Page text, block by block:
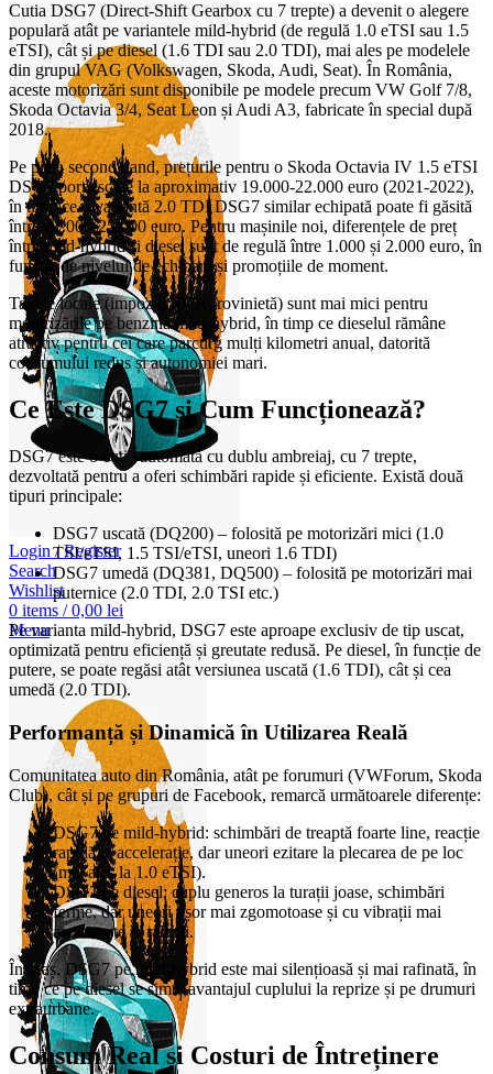
Login / Register
Search
Wishlist
0 items / 0,00 lei
Menu
Cutia DSG7 (Direct-Shift Gearbox cu 7 trepte) a devenit o alegere
populară atât pe variantele mild-hybrid (de regulă 1.0 eTSI sau 1.5
eTSI), cât și pe diesel (1.6 TDI sau 2.0 TDI), mai ales pe modelele
din grupul VAG (Volkswagen, Skoda, Audi, Seat). În România,
aceste motorizări sunt disponibile pe modele precum VW Golf 7/8,
Skoda Octavia 3/4, Seat Leon și Audi A3, fabricate în special după
2018.
Pe piața second hand, prețurile pentru o Skoda Octavia IV 1.5 eTSI
DSG7 pornesc de la aproximativ 19.000-22.000 euro (2021-2022),
în timp ce o variantă 2.0 TDI DSG7 similar echipată poate fi găsită
între 21.000-25.000 euro. Pentru mașinile noi, diferențele de preț
între mild-hybrid și diesel sunt de regulă între 1.000 și 2.000 euro, în
funcție de nivelul de echipare și promoțiile de moment.
Taxele locale (impozit, RCA, rovinietă) sunt mai mici pentru
motorizările pe benzină/mild-hybrid, în timp ce dieselul rămâne
atractiv pentru cei care parcurg mulți kilometri anual, datorită
consumului redus și autonomiei mari.
Ce Este DSG7 și Cum Funcționează?
DSG7 este o cutie automată cu dublu ambreiaj, cu 7 trepte,
dezvoltată pentru a oferi schimbări rapide și eficiente. Există două
tipuri principale:
DSG7 uscată (DQ200) – folosită pe motorizări mici (1.0
TSI/eTSI, 1.5 TSI/eTSI, uneori 1.6 TDI)
DSG7 umedă (DQ381, DQ500) – folosită pe motorizări mai
puternice (2.0 TDI, 2.0 TSI etc.)
Pe varianta mild-hybrid, DSG7 este aproape exclusiv de tip uscat,
optimizată pentru eficiență și greutate redusă. Pe diesel, în funcție de
putere, se poate regăsi atât versiunea uscată (1.6 TDI), cât și cea
umedă (2.0 TDI).
Performanță și Dinamică în Utilizarea Reală
Comunitatea auto din România, atât pe forumuri (VWForum, Skoda
Club), cât și pe grupuri de Facebook, remarcă următoarele diferențe:
DSG7 pe mild-hybrid: schimbări de treaptă foarte line, reacție
rapidă la accelerație, dar uneori ezitare la plecarea de pe loc
(mai ales la 1.0 eTSI).
DSG7 pe diesel: cuplu generos la turații joase, schimbări
ferme, dar uneori ușor mai zgomotoase și cu vibrații mai
accentuate la ralanti.
În oraș, DSG7 pe mild-hybrid este mai silențioasă și mai rafinată, în
timp ce pe diesel se simte avantajul cuplului la reprize și pe drumuri
extraurbane.
Consum Real și Costuri de Întreținere